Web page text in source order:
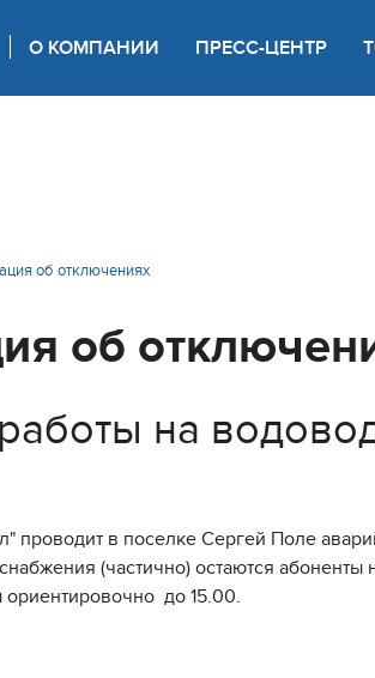
О КОМПАНИИ ПРЕСС-ЦЕНТР
об отключениях
об
на
проводит в поселке Сергей Поле
(частично) остаются
ориентировочно до 15.00.